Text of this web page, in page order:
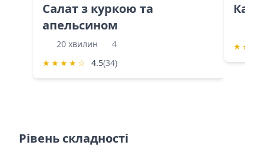
Салат з куркою та
апельсином
20 хвилин
4
★ ★ ★ ★ ☆ 4.5(34)
★ ★
Рівень складності